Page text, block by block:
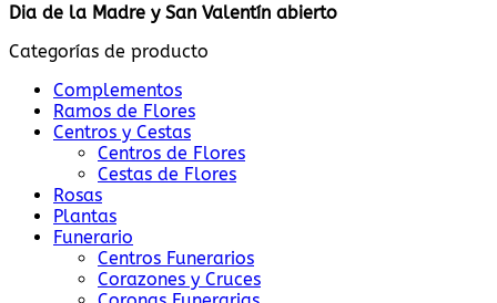
Dia de la Madre y San Valentín abierto
Categorías de producto
Complementos
Ramos de Flores
Centros y Cestas
Centros de Flores
Cestas de Flores
Rosas
Plantas
Funerario
Centros Funerarios
Corazones y Cruces